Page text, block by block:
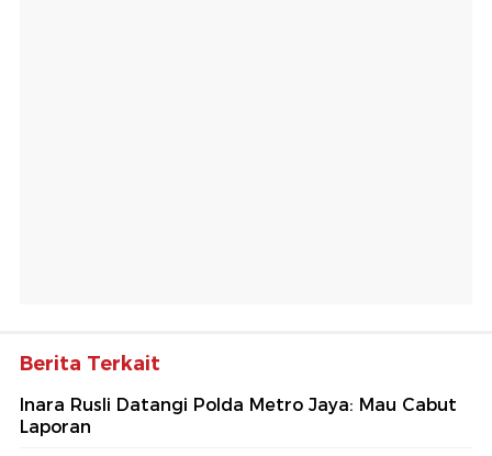
Berita Terkait
Inara Rusli Datangi Polda Metro Jaya: Mau Cabut
Laporan